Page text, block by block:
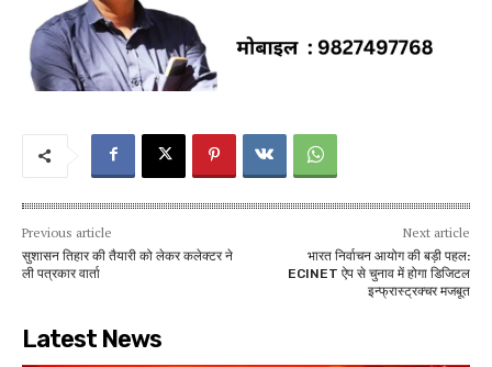
Previous article
सुशासन तिहार की तैयारी को लेकर कलेक्टर ने
ली पत्रकार वार्ता
Next article
भारत निर्वाचन आयोग की बड़ी पहल:
ECINET ऐप से चुनाव में होगा डिजिटल
इन्फ्रास्ट्रक्चर मजबूत
Latest News